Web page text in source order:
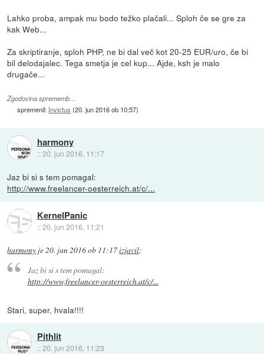
Lahko proba, ampak mu bodo težko plačali... Sploh če se gre za
kak Web...
Za skriptiranje, sploh PHP, ne bi dal več kot 20-25 EUR/uro, če bi
bil delodajalec. Tega smetja je cel kup... Ajde, ksh je malo
drugače...
Zgodovina sprememb…
spremenil: Invictus (20. jun 2016 ob 10:57)
harmony
::20. jun 2016, 11:17
Jaz bi si s tem pomagal:
http://www.freelancer-oesterreich.at/c/...
KernelPanic
::20. jun 2016, 11:21
harmony je20. jun 2016 ob 11:17izjavil:
Jaz bi si s tem pomagal:
http://www.freelancer-oesterreich.at/c/...
Stari, super, hvala!!!!
Pithlit
::20. jun 2016, 11:23